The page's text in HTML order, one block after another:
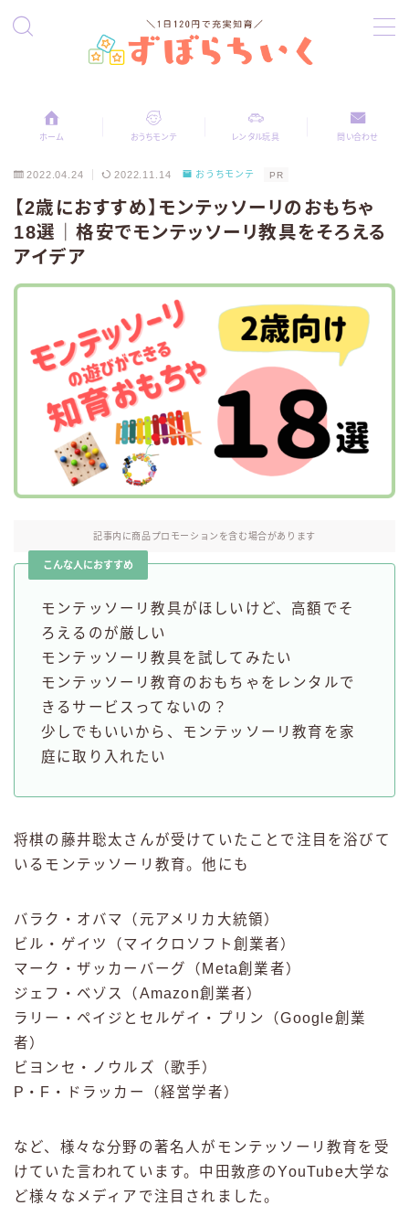
ホーム
おうちモンテ
レンタルおもちゃ
And TOYBOX
ChaChaCha
プロフィール
お問い合わせ
ホーム おうちモンテ レンタル玩具 問い合わせ
2022.04.24 2022.11.14 おうちモンテ PR
【2歳におすすめ】モンテッソーリのおもちゃ
18選｜格安でモンテッソーリ教具をそろえる
アイデア
記事内に商品プロモーションを含む場合があります
こんな人におすすめ
モンテッソーリ教具がほしいけど、高額でそ
ろえるのが厳しい
モンテッソーリ教具を試してみたい
モンテッソーリ教育のおもちゃをレンタルで
きるサービスってないの？
少しでもいいから、モンテッソーリ教育を家
庭に取り入れたい
将棋の藤井聡太さんが受けていたことで注目を浴びて
いるモンテッソーリ教育。他にも
バラク・オバマ（元アメリカ大統領）
ビル・ゲイツ（マイクロソフト創業者）
マーク・ザッカーバーグ（Meta創業者）
ジェフ・ベゾス（Amazon創業者）
ラリー・ペイジとセルゲイ・プリン（Google創業
者）
ビヨンセ・ノウルズ（歌手）
P・F・ドラッカー（経営学者）
など、様々な分野の著名人がモンテッソーリ教育を受
けていた言われています。中田敦彦のYouTube大学な
ど様々なメディアで注目されました。